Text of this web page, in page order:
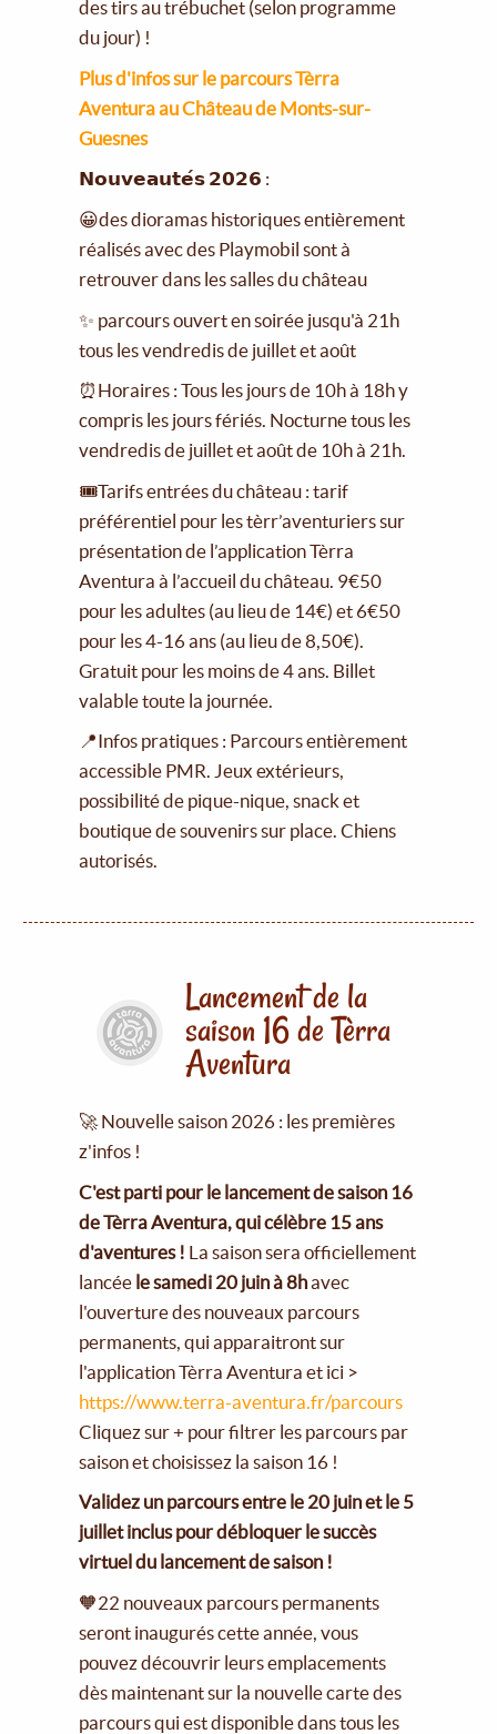
des tirs au trébuchet (selon programme
du jour) !
Plus d'infos sur le parcours Tèrra
Aventura au Château de Monts-sur-
Guesnes
𝗡𝗼𝘂𝘃𝗲𝗮𝘂𝘁𝗲́𝘀 𝟮𝟬𝟮𝟲 :
😀des dioramas historiques entièrement
réalisés avec des Playmobil sont à
retrouver dans les salles du château
✨ parcours ouvert en soirée jusqu'à 21h
tous les vendredis de juillet et août
⏰Horaires : Tous les jours de 10h à 18h y
compris les jours fériés. Nocturne tous les
vendredis de juillet et août de 10h à 21h.
🎟Tarifs entrées du château : tarif
préférentiel pour les tèrr’aventuriers sur
présentation de l’application Tèrra
Aventura à l’accueil du château. 9€50
pour les adultes (au lieu de 14€) et 6€50
pour les 4-16 ans (au lieu de 8,50€).
Gratuit pour les moins de 4 ans. Billet
valable toute la journée.
📍Infos pratiques : Parcours entièrement
accessible PMR. Jeux extérieurs,
possibilité de pique-nique, snack et
boutique de souvenirs sur place. Chiens
autorisés.
Lancement de la
saison 16 de Tèrra
Aventura
🚀 Nouvelle saison 2026 : les premières
z'infos !
C'est parti pour le lancement de saison 16
de Tèrra Aventura, qui célèbre 15 ans
d'aventures ! La saison sera officiellement
lancée le samedi 20 juin à 8havec
l'ouverture des nouveaux parcours
permanents, qui apparaitront sur
l'application Tèrra Aventura et ici >
https://www.terra-aventura.fr/parcours
Cliquez sur + pour filtrer les parcours par
saison et choisissez la saison 16 !
Validez un parcours entre le 20 juin et le 5
juillet inclus pour débloquer le succès
virtuel du lancement de saison !
🧡22 nouveaux parcours permanents
seront inaugurés cette année, vous
pouvez découvrir leurs emplacements
dès maintenant sur la nouvelle carte des
parcours qui est disponible dans tous les